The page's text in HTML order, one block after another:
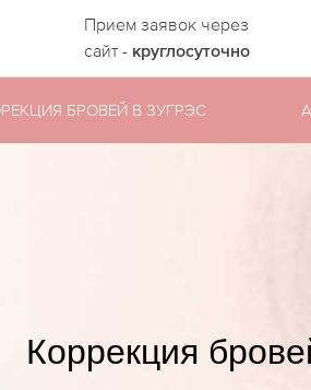
Прием заявок через
сайт - круглосуточно
БРОВЕЙ В ЗУГРЭС
Коррекция